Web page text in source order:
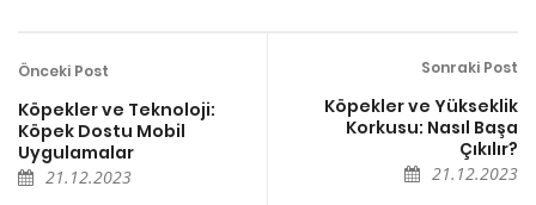
Önceki Post
Köpekler ve Teknoloji:
Köpek Dostu Mobil
Uygulamalar
21.12.2023
Sonraki Post
Köpekler ve Yükseklik
Korkusu: Nasıl Başa
Çıkılır?
21.12.2023